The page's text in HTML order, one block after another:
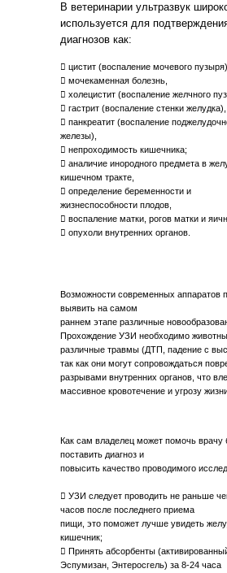
Возможности современных аппаратов
выявить на самом
раннем этапе различные
Прохождение УЗИ необходимо
различные травмы (ДТП, падение с
так как они могут сопровождаться
разрывами внутренних органов, что
массивное кровотечение и угрозу
 цистит (воспаление мочевого пузыря),
 мочекаменная болезнь,
 холецистит (воспаление желчного
 гастрит (воспаление стенки желудка),
 панкреатит (воспаление
железы),
 непроходимость кишечника;
 аналичие инородного предмета в
кишечном тракте,
 определение беременности и
жизнеспособности плодов,
 воспаление матки, рогов матки и
 опухоли внутренних органов.
В ветеринарии ультразвук
используется для
диагнозов как:
Как сам владелец может помочь врачу
поставить диагноз и
повысить качество проводимого
 УЗИ следует проводить не раньше
часов после последнего приема
пищи, это поможет лучше увидеть
кишечник;
 Принять абсорбенты
Эспумизан, Энтеросгель) за 8-24 часа